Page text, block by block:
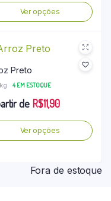
Ver opções
Este
Preto
4 EM ESTOQUE
de R$11,90
Ver opções
Este
As
Fora de estoque